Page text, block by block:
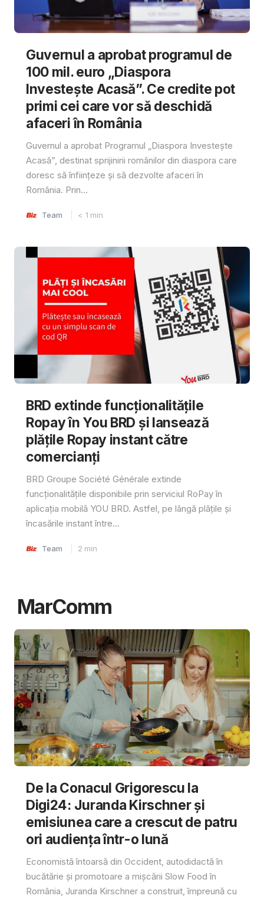
Guvernul a aprobat programul de
100 mil. euro „Diaspora
Investește Acasă”. Ce credite pot
primi cei care vor să deschidă
afaceri în România
Guvernul a aprobat Programul „Diaspora Investește
Acasă”, destinat sprijinirii românilor din diaspora care
doresc să înființeze și să dezvolte afaceri în
România. Prin...
Team < 1 min
BRD extinde funcționalitățile
Ropay în You BRD și lansează
plățile Ropay instant către
comercianți
BRD Groupe Société Générale extinde
funcționalitățile disponibile prin serviciul RoPay în
aplicația mobilă YOU BRD. Astfel, pe lângă plățile și
încasările instant între...
Team 2 min
MarComm
De la Conacul Grigorescu la
Digi24: Juranda Kirschner și
emisiunea care a crescut de patru
ori audiența într-o lună
Economistă întoarsă din Occident, autodidactă în
bucătărie și promotoare a mișcării Slow Food în
România, Juranda Kirschner a construit, împreună cu